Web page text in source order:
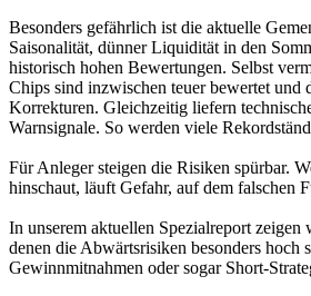
Besonders gefährlich ist die aktuelle
Saisonalität, dünner Liquidität in den
historisch hohen Bewertungen. Selbst
Chips sind inzwischen teuer bewertet und
Korrekturen. Gleichzeitig liefern
Warnsignale. So werden viele
Für Anleger steigen die Risiken spürbar.
hinschaut, läuft Gefahr, auf dem falschen
In unserem aktuellen Spezialreport
denen die Abwärtsrisiken besonders hoch
Gewinnmitnahmen oder sogar Short-